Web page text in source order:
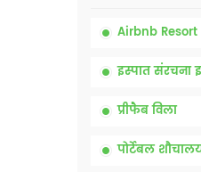
Airbnb
इस्पात संरचना
प्रीफैब विला
पोर्टेबल